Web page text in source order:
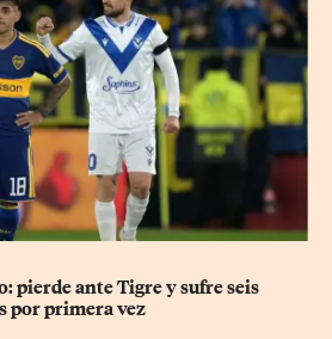
pierde ante Tigre y sufre seis
por primera vez